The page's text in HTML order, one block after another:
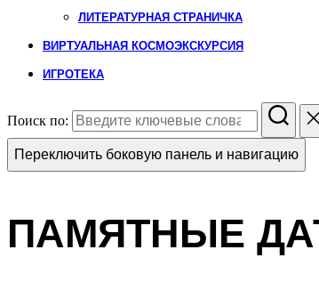
ЛИТЕРАТУРНАЯ СТРАНИЧКА
ВИРТУАЛЬНАЯ КОСМОЭКСКУРСИЯ
ИГРОТЕКА
Поиск по:
Переключить боковую панель и навигацию
ПАМЯТНЫЕ